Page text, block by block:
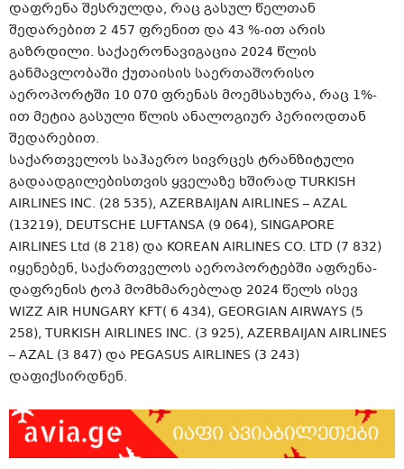
დაფრენა შესრულდა, რაც გასულ წელთან
შედარებით 2 457 ფრენით და 43 %-ით არის
გაზრდილი. საქაერონავიგაცია 2024 წლის
განმავლობაში ქუთაისის საერთაშორისო
აეროპორტში 10 070 ფრენას მოემსახურა, რაც 1%-
ით მეტია გასული წლის ანალოგიურ პერიოდთან
შედარებით.
საქართველოს საჰაერო სივრცეს ტრანზიტული
გადაადგილებისთვის ყველაზე ხშირად TURKISH
AIRLINES INC. (28 535), AZERBAIJAN AIRLINES – AZAL
(13219), DEUTSCHE LUFTANSA (9 064), SINGAPORE
AIRLINES Ltd (8 218) და KOREAN AIRLINES CO. LTD (7 832)
იყენებენ, საქართველოს აეროპორტებში აფრენა-
დაფრენის ტოპ მომხმარებლად 2024 წელს ისევ
WIZZ AIR HUNGARY KFT( 6 434), GEORGIAN AIRWAYS (5
258), TURKISH AIRLINES INC. (3 925), AZERBAIJAN AIRLINES
– AZAL (3 847) და PEGASUS AIRLINES (3 243)
დაფიქსირდნენ.